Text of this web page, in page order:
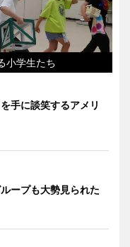
小学生たち
手に談笑するアメリ
ープも大勢見られた